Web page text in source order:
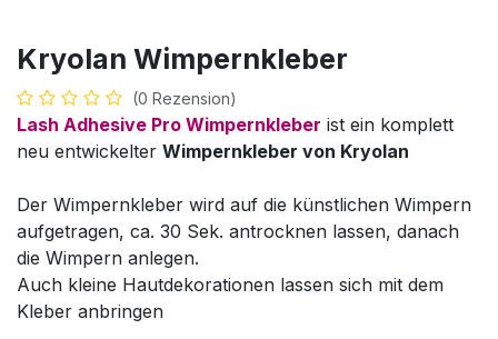
Kryolan Wimpernkleber
(0 Rezension)
Lash Adhesive Pro Wimpernkleber ist ein komplett
neu entwickelter Wimpernkleber von Kryolan
Der Wimpernkleber wird auf die künstlichen Wimpern
aufgetragen, ca. 30 Sek. antrocknen lassen, danach
die Wimpern anlegen.
Auch kleine Hautdekorationen lassen sich mit dem
Kleber anbringen